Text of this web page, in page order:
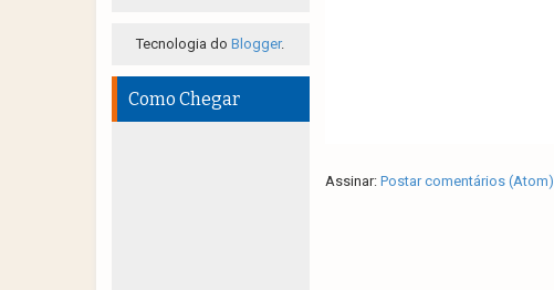
Assinar: Postar comentários (Atom)
Tecnologia doBlogger.
Como Chegar